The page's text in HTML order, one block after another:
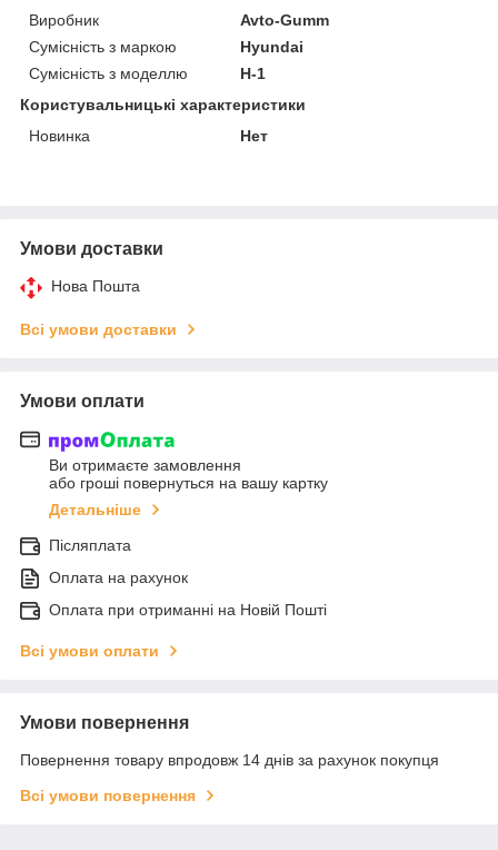
Виробник
Avto-Gumm
Сумісність з маркою
Hyundai
Сумісність з моделлю
H-1
Користувальницькі характеристики
Новинка
Нет
Умови доставки
Нова Пошта
Всі умови доставки
Умови оплати
Ви отримаєте замовлення
або гроші повернуться на вашу картку
Детальніше
Післяплата
Оплата на рахунок
Оплата при отриманні на Новій Пошті
Всі умови оплати
Умови повернення
Повернення товару впродовж 14 днів за рахунок покупця
Всі умови повернення